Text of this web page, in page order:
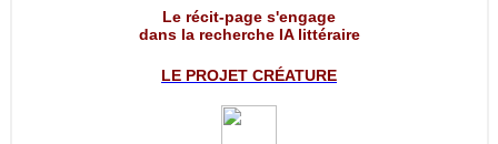
Le récit-page s'engage
dans la recherche IA littéraire
LE PROJET CRÉATURE